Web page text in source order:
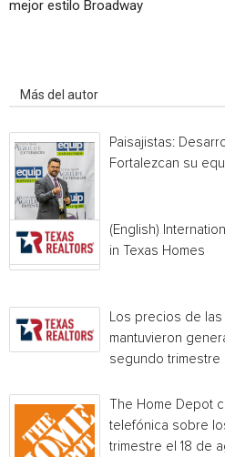
mejor estilo Broadway
Más del autor
Paisajistas:
Fortalezcan su
(English)
in Texas Homes
Los precios de
mantuvieron
segundo trimestre
The Home Depot
telefónica sobre
trimestre el 18 de